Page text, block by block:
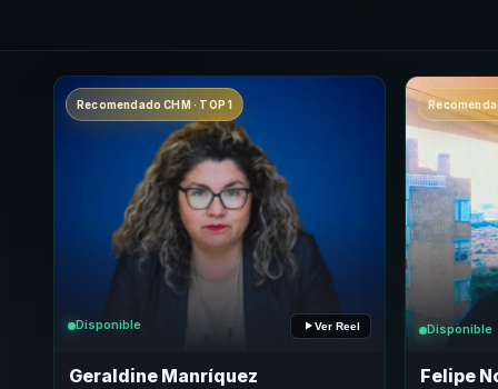
Recomendado CHM · TOP 1
Disponible Ver Reel
Geraldine Manríquez
Disponible
Felipe